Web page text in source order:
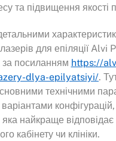
та підвищення якості
для епіляції Alvi
за посиланням https://
dlya-epilyatsiyi/.
технічними
найкраще
кабінету чи клініки.